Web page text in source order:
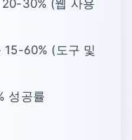
30% (웹 사용
15-60% (도구 및
성공률